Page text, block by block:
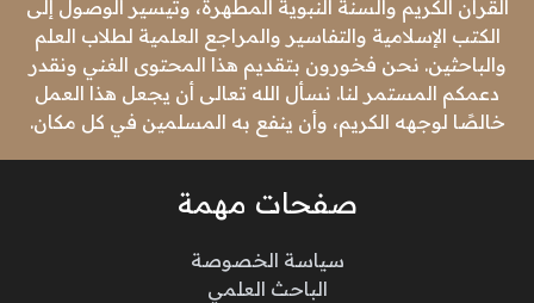
القرآن الكريم والسنة النبوية المطهرة، وتيسير الوصول إلى
الكتب الإسلامية والتفاسير والمراجع العلمية لطلاب العلم
والباحثين. نحن فخورون بتقديم هذا المحتوى الغني ونقدر
دعمكم المستمر لنا. نسأل الله تعالى أن يجعل هذا العمل
خالصًا لوجهه الكريم، وأن ينفع به المسلمين في كل مكان.
صفحات مهمة
سياسة الخصوصة
الباحث العلمي